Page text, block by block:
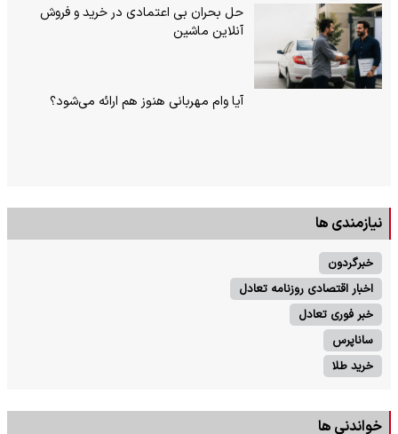
حل بحران بی‌ اعتمادی در خرید و فروش
آنلاین ماشین
آیا وام مهربانی هنوز هم ارائه می‌شود؟
نیازمندی ها
خبرگردون
اخبار اقتصادی روزنامه تعادل
خبر فوری تعادل
ساناپرس
خرید طلا
خواندنی ها